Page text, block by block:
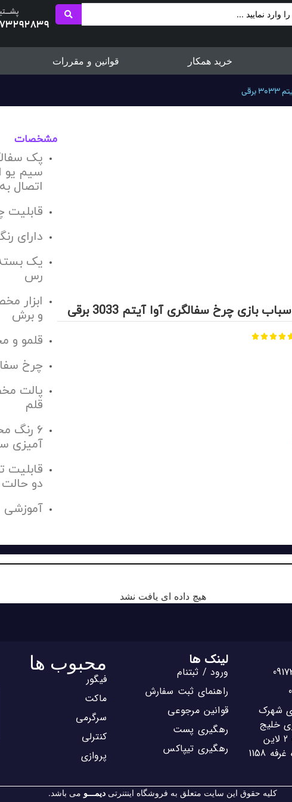
خرید همکار قوانین و مقررات
بازی چرخ سفالگری آوا آیتم 3033 برقی




مشخصات
پک
سیم
اتصال
دارای
یک
رس
ابزار
و برش
قلمو و
چرخ
پالت
قلم
۶ رنگ
آمیزی
قابلیت
دو
آموزشی
هیچ داده ای یافت نشد
شهرک
خلیج
فارس تجاری 1 بلوک 2 لاین
1158
لینک ها
ورود / ثبتنام
راهنمای ثبت سفارش
قوانین مرجوعی
رهگیری پست
رهگیری تیپاکس
محبوب ها
فیگور
ماکت
سرگرمی
کنترلی
پروازی
کلیه حقوق این سایت متعلق به فروشگاه اینتنرتی دیمـــو می باشد.